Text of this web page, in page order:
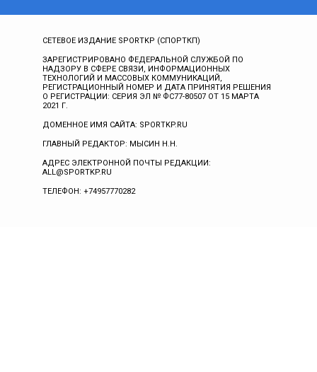
СЕТЕВОЕ ИЗДАНИЕ SPORTKP (СПОРТКП)
ЗАРЕГИСТРИРОВАНО ФЕДЕРАЛЬНОЙ СЛУЖБОЙ ПО
НАДЗОРУ В СФЕРЕ СВЯЗИ, ИНФОРМАЦИОННЫХ
ТЕХНОЛОГИЙ И МАССОВЫХ КОММУНИКАЦИЙ,
РЕГИСТРАЦИОННЫЙ НОМЕР И ДАТА ПРИНЯТИЯ РЕШЕНИЯ
О РЕГИСТРАЦИИ: СЕРИЯ ЭЛ № ФС77-80507 ОТ 15 МАРТА
2021 Г.
ДОМЕННОЕ ИМЯ САЙТА: SPORTKP.RU
ГЛАВНЫЙ РЕДАКТОР: МЫСИН Н.Н.
АДРЕС ЭЛЕКТРОННОЙ ПОЧТЫ РЕДАКЦИИ:
ALL@SPORTKP.RU
ТЕЛЕФОН: +74957770282